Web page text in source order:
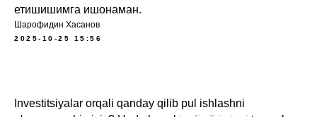
етишишимга ишонаман.
Шарофидин Хасанов
2025-10-25 15:56
Investitsiyalar orqali qanday qilib pul ishlashni